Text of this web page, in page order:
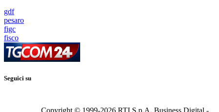
gdf
pesaro
figc
fisco
Seguici su